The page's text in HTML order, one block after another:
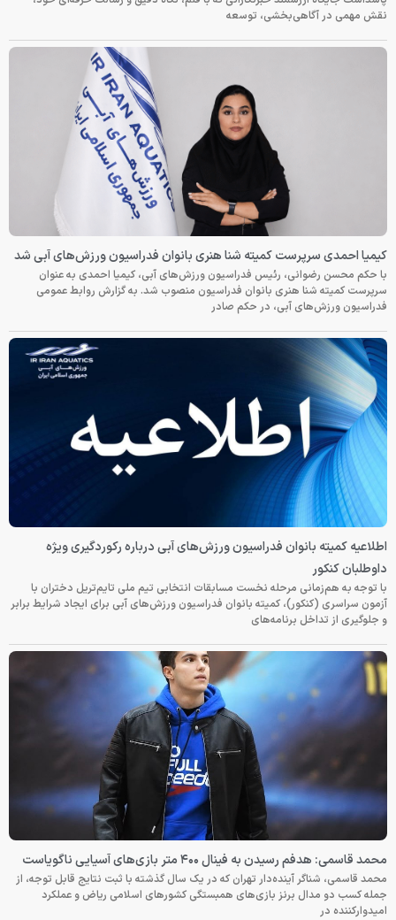
نقش مهمی در آگاهی‌بخشی، توسعه
کیمیا احمدی سرپرست کمیته شنا هنری بانوان فدراسیون ورزش‌های آبی شد
با حکم محسن رضوانی، رئیس فدراسیون ورزش‌های آبی، کیمیا احمدی به عنوان
سرپرست کمیته شنا هنری بانوان فدراسیون منصوب شد. به گزارش روابط عمومی
فدراسیون ورزش‌های آبی، در حکم صادر
اطلاعیه کمیته بانوان فدراسیون ورزش‌های آبی درباره رکوردگیری ویژه
داوطلبان کنکور
با توجه به هم‌زمانی مرحله نخست مسابقات انتخابی تیم ملی تایم‌تریل دختران با
آزمون سراسری (کنکور)، کمیته بانوان فدراسیون ورزش‌های آبی برای ایجاد شرایط برابر
و جلوگیری از تداخل برنامه‌های
محمد قاسمی: هدفم رسیدن به فینال ۴۰۰ متر بازی‌های آسیایی ناگویاست
محمد قاسمی، شناگر آینده‌دار تهران که در یک سال گذشته با ثبت نتایج قابل توجه، از
جمله کسب دو مدال برنز بازی‌های همبستگی کشورهای اسلامی ریاض و عملکرد
امیدوارکننده در